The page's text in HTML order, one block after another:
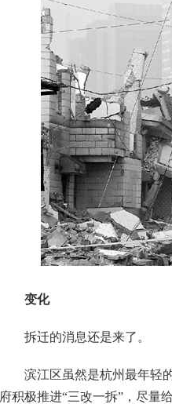
变化
拆迁的消息还是来了。
滨江区虽然是杭州最年轻的
府积极推进“三改一拆”，尽量